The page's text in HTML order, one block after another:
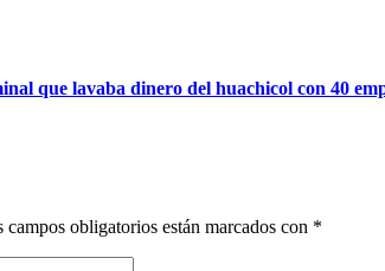
que lavaba dinero del huachicol con 40
campos obligatorios están marcados con *